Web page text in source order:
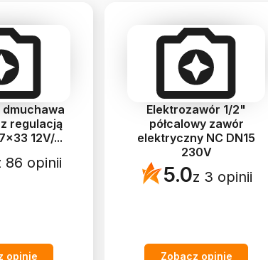
regulacją
12V/...
86 opinii
opinie
Elektrozawór 1/2"
półcalowy zawór
elektryczny NC DN15
230V
5.0z 3 opinii
Zobacz opinie